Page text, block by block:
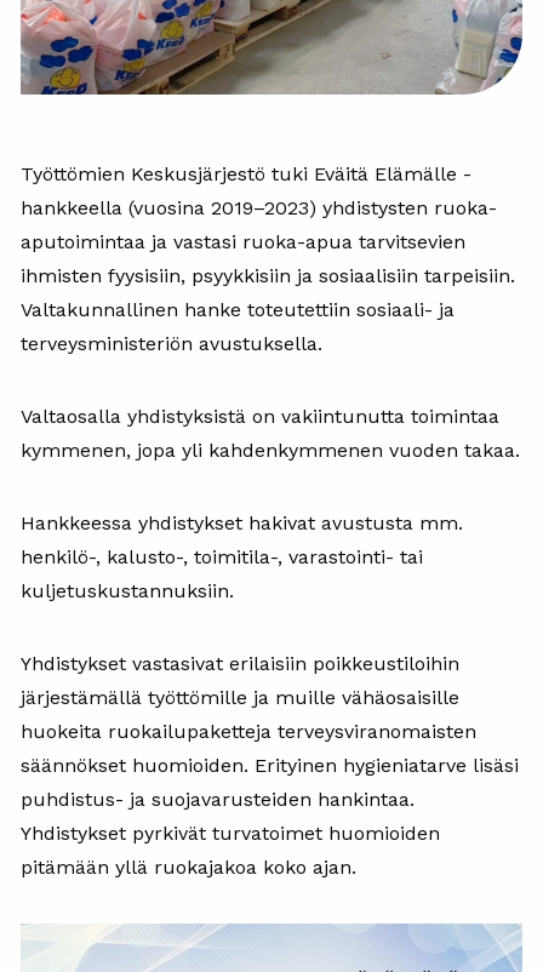
Työttömien Keskusjärjestö tuki Eväitä Elämälle -
hankkeella (vuosina 2019–2023) yhdistysten ruoka-
aputoimintaa ja vastasi ruoka-apua tarvitsevien
ihmisten fyysisiin, psyykkisiin ja sosiaalisiin tarpeisiin.
Valtakunnallinen hanke toteutettiin sosiaali- ja
terveysministeriön avustuksella.
Valtaosalla yhdistyksistä on vakiintunutta toimintaa
kymmenen, jopa yli kahdenkymmenen vuoden takaa.
Hankkeessa yhdistykset hakivat avustusta mm.
henkilö-, kalusto-, toimitila-, varastointi- tai
kuljetuskustannuksiin.
Yhdistykset vastasivat erilaisiin poikkeustiloihin
järjestämällä työttömille ja muille vähäosaisille
huokeita ruokailupaketteja terveysviranomaisten
säännökset huomioiden. Erityinen hygieniatarve lisäsi
puhdistus- ja suojavarusteiden hankintaa.
Yhdistykset pyrkivät turvatoimet huomioiden
pitämään yllä ruokajakoa koko ajan.